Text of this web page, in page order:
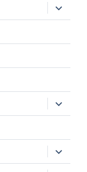
ouvrir
le
sous-
ouvrir
le
sous-
ouvrir
le
sous-